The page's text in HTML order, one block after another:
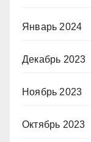
Январь 2024
Декабрь 2023
Ноябрь 2023
Октябрь 2023